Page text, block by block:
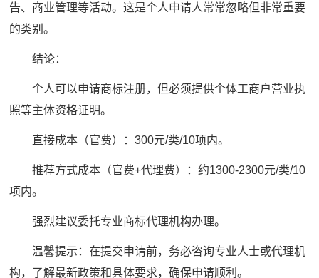
告、商业管理等活动。这是个人申请人常常忽略但非常重要
的类别。
结论：
个人可以申请商标注册，但必须提供个体工商户营业执
照等主体资格证明。
直接成本（官费）：300元/类/10项内。
推荐方式成本（官费+代理费）：约1300-2300元/类/10
项内。
强烈建议委托专业商标代理机构办理。
温馨提示：在提交申请前，务必咨询专业人士或代理机
构，了解最新政策和具体要求，确保申请顺利。